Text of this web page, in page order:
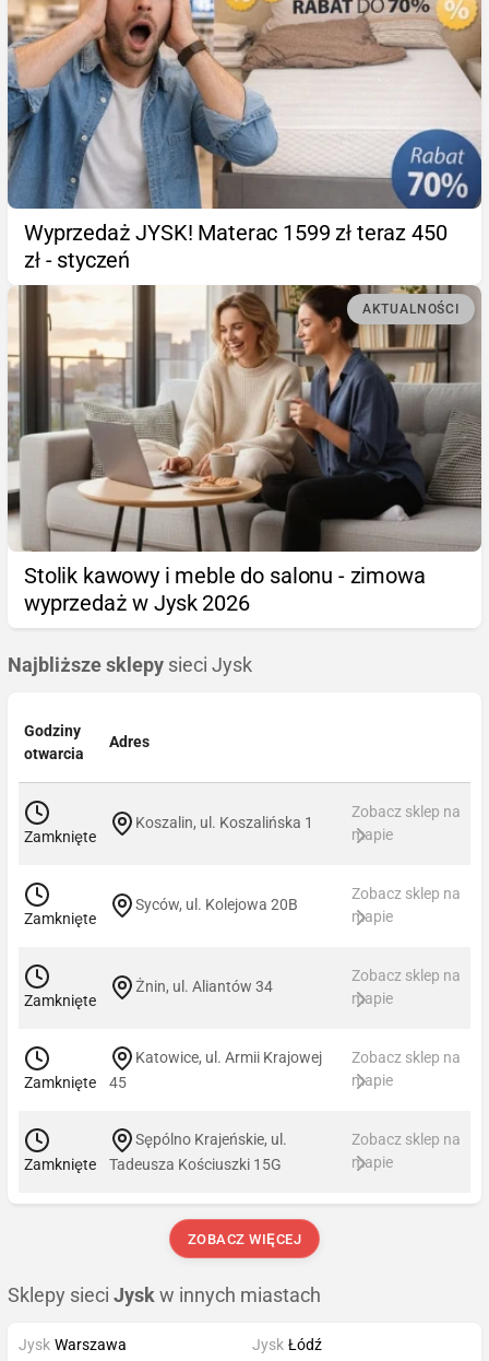
Wyprzedaż JYSK! Materac 1599 zł teraz 450
zł - styczeń
AKTUALNOŚCI
Stolik kawowy i meble do salonu - zimowa
wyprzedaż w Jysk 2026
Najbliższe sklepy sieci Jysk
Godziny
otwarcia
Adres
Zamknięte
Koszalin, ul. Koszalińska 1
Zobacz sklep na
mapie
Zamknięte
Syców, ul. Kolejowa 20B
Zobacz sklep na
mapie
Zamknięte
Żnin, ul. Aliantów 34
Zobacz sklep na
mapie
Zamknięte
Katowice, ul. Armii Krajowej
45
Zobacz sklep na
mapie
Zamknięte
Sępólno Krajeńskie, ul.
Tadeusza Kościuszki 15G
Zobacz sklep na
mapie
ZOBACZ WIĘCEJ
Sklepy sieci Jysk w innych miastach
Jysk Warszawa
Jysk Łódź